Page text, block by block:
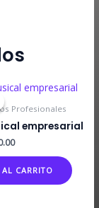
Profesionales
empresarial
El
actual
es:
$200.00.
CARRITO